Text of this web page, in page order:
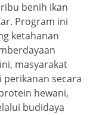
benih ikan
Program ini
ketahanan
masyarakat
secara
hewani,
budidaya